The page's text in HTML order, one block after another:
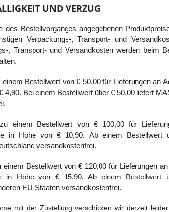
UND VERZUG
des Bestellvorganges angegebenen
Verpackungs-, Transport- und
, Transport- und Versandkosten werden beim
Bestellwert von € 50,00 für Lieferungen an
4,90. Bei einem Bestellwert über € 50,00 liefert
einem Bestellwert von € 100,00 für
in Höhe von € 10,90. Ab einem Bestellwert
versandkostenfrei.
Bestellwert von € 120,00 für Lieferungen
in Höhe von € 15,90. Ab einem Bestellwert
EU-Staaten versandkostenfrei.
mit der Zustellung verschicken wir derzeit